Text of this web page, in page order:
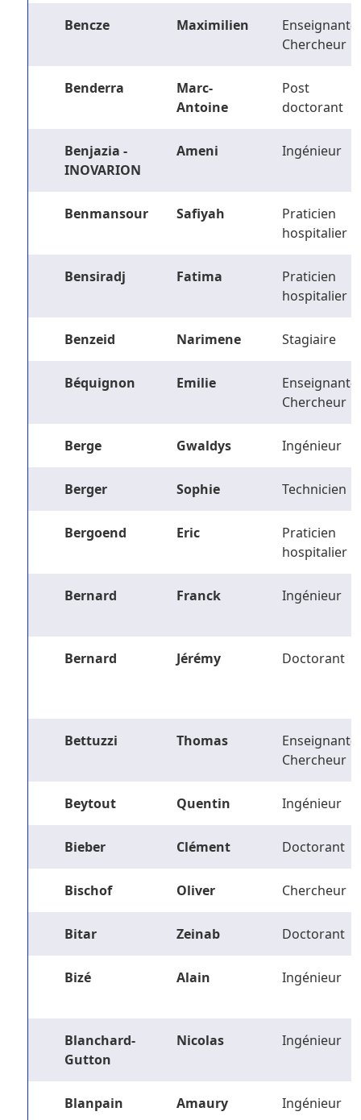
Bencze Maximilien
Enseignant-
Chercheur
Benderra
Marc-
Antoine
Post
doctorant
Benjazia -
INOVARION
Ameni Ingénieur
Benmansour Safiyah
Praticien
hospitalier
Bensiradj Fatima
Praticien
hospitalier
Benzeid Narimene Stagiaire
Béquignon Emilie
Enseignant-
Chercheur
Berge Gwaldys Ingénieur
Berger Sophie Technicien
Bergoend Eric
Praticien
hospitalier
Bernard Franck Ingénieur
Bernard Jérémy Doctorant
Bettuzzi Thomas
Enseignant-
Chercheur
Beytout Quentin Ingénieur
Bieber Clément Doctorant
Bischof Oliver Chercheur
Bitar Zeinab Doctorant
Bizé Alain Ingénieur
Blanchard-
Gutton
Nicolas Ingénieur
Blanpain Amaury Ingénieur